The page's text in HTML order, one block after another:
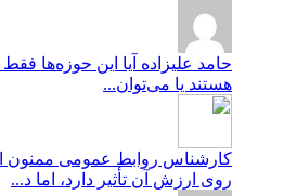
حامد علیزاده آیا این حوزه‌ها
هستند یا می‌توان...
کارشناس روابط عمومی ممنون
روی ارزش آن تأثیر دارد، اما د...